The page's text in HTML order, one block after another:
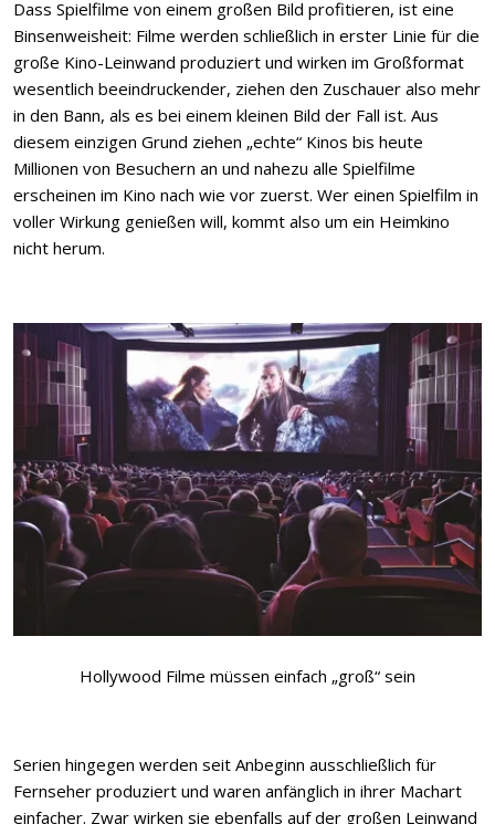
Dass Spielfilme von einem großen Bild profitieren, ist eine
Binsenweisheit: Filme werden schließlich in erster Linie für die
große Kino-Leinwand produziert und wirken im Großformat
wesentlich beeindruckender, ziehen den Zuschauer also mehr
in den Bann, als es bei einem kleinen Bild der Fall ist. Aus
diesem einzigen Grund ziehen „echte“ Kinos bis heute
Millionen von Besuchern an und nahezu alle Spielfilme
erscheinen im Kino nach wie vor zuerst. Wer einen Spielfilm in
voller Wirkung genießen will, kommt also um ein Heimkino
nicht herum.
Hollywood Filme müssen einfach „groß“ sein
Serien hingegen werden seit Anbeginn ausschließlich für
Fernseher produziert und waren anfänglich in ihrer Machart
einfacher. Zwar wirken sie ebenfalls auf der großen Leinwand